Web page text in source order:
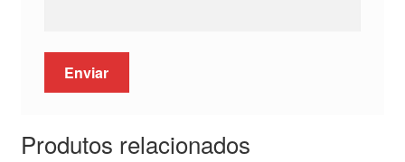
Produtos relacionados